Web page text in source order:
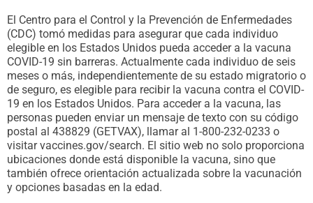
El Centro para el Control y la Prevención de Enfermedades
(CDC) tomó medidas para asegurar que cada individuo
elegible en los Estados Unidos pueda acceder a la vacuna
COVID-19 sin barreras. Actualmente cada individuo de seis
meses o más, independientemente de su estado migratorio o
de seguro, es elegible para recibir la vacuna contra el COVID-
19 en los Estados Unidos. Para acceder a la vacuna, las
personas pueden enviar un mensaje de texto con su código
postal al 438829 (GETVAX), llamar al 1-800-232-0233 o
visitar vaccines.gov/search. El sitio web no solo proporciona
ubicaciones donde está disponible la vacuna, sino que
también ofrece orientación actualizada sobre la vacunación
y opciones basadas en la edad.